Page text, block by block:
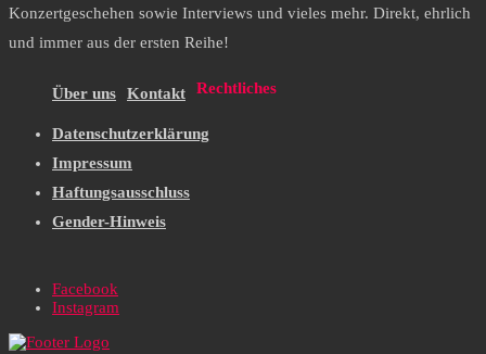
Konzertgeschehen sowie Interviews und vieles mehr. Direkt, ehrlich
und immer aus der ersten Reihe!
Über uns Kontakt Rechtliches
Datenschutzerklärung
Impressum
Haftungsausschluss
Gender-Hinweis
Facebook
Instagram